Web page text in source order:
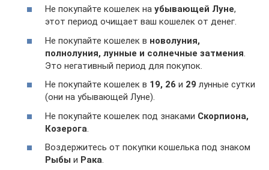
Не покупайте кошелек на убывающей Луне,
этот период очищает ваш кошелек от денег.
Не покупайте кошелек в новолуния,
полнолуния, лунные и солнечные затмения.
Это негативный период для покупок.
Не покупайте кошелек в 19, 26 и 29 лунные сутки
(они на убывающей Луне).
Не покупайте кошелек под знаками Скорпиона,
Козерога.
Воздержитесь от покупки кошелька под знаком
Рыбы и Рака.